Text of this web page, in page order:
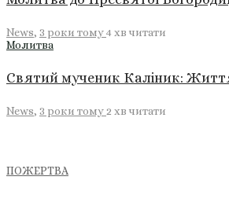
News, 3 роки тому4 хв читати
Молитва
Святий мученик Каліник:
News, 3 роки тому 2 хв читати
ПОЖЕРТВА